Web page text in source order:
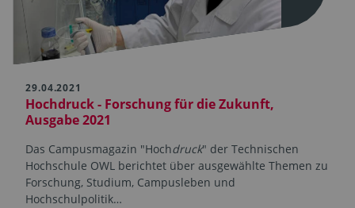
29.04.2021
Hochdruck - Forschung für die Zukunft,
Ausgabe 2021
Das Campusmagazin "Hochdruck" der Technischen
Hochschule OWL berichtet über ausgewählte Themen zu
Forschung, Studium, Campusleben und
Hochschulpolitik…